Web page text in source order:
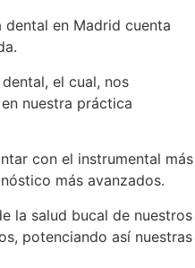
en Madrid cuenta
el cual, nos
nuestra práctica
con el instrumental más
más avanzados.
la salud bucal de nuestros
potenciando así nuestras